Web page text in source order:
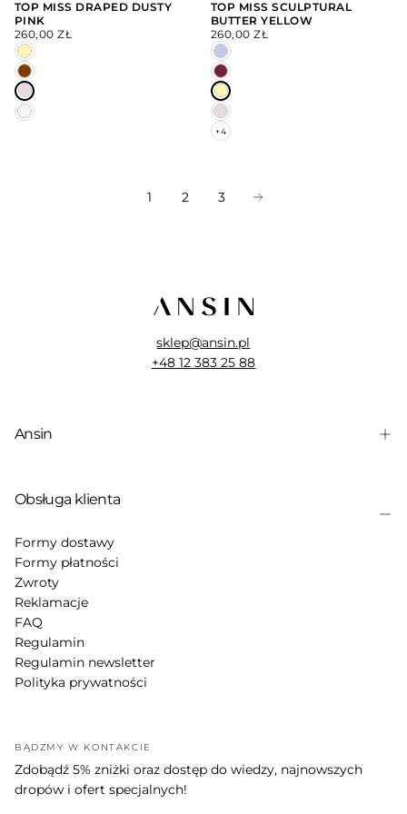
WYBIERZ
OPCJE
TOP MISS DRAPED DUSTY
PINK
CENA
REGULARNA
260,00 ZŁ
WYBIERZ
OPCJE
TOP MISS SCULPTURAL
BUTTER YELLOW
CENA
REGULARNA
260,00 ZŁ
+4
1 2 3
sklep@ansin.pl
+48 12 383 25 88
Ansin
Obsługa klienta
Formy dostawy
Formy płatności
Zwroty
Reklamacje
FAQ
Regulamin
Regulamin newsletter
Polityka prywatności
BĄDŹMY W KONTAKCIE
Zdobądź 5% zniżki oraz dostęp do wiedzy, najnowszych
dropów i ofert specjalnych!